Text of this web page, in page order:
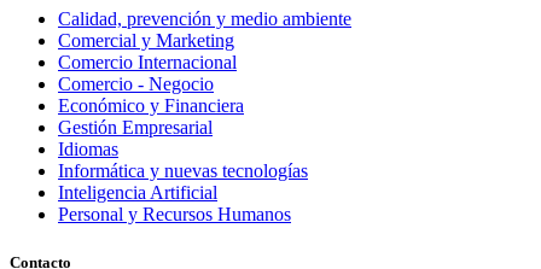
Calidad, prevención y medio ambiente
Comercial y Marketing
Comercio Internacional
Comercio - Negocio
Económico y Financiera
Gestión Empresarial
Idiomas
Informática y nuevas tecnologías
Inteligencia Artificial
Personal y Recursos Humanos
Contacto